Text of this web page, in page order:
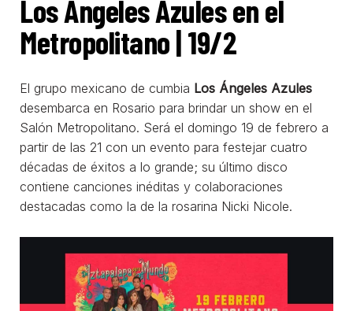
Los Ángeles Azules en el
Metropolitano | 19/2
El grupo mexicano de cumbia Los Ángeles Azules
desembarca en Rosario para brindar un show en el
Salón Metropolitano. Será el domingo 19 de febrero a
partir de las 21 con un evento para festejar cuatro
décadas de éxitos a lo grande; su último disco
contiene canciones inéditas y colaboraciones
destacadas como la de la rosarina Nicki Nicole.